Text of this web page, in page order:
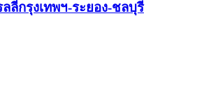
กรุงเทพฯ-ระยอง-ชลบุรี